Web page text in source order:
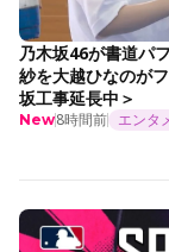
乃木坂46が書道パ
紗を大越ひなのが
坂工事延長中＞
New8時間前 エンタ